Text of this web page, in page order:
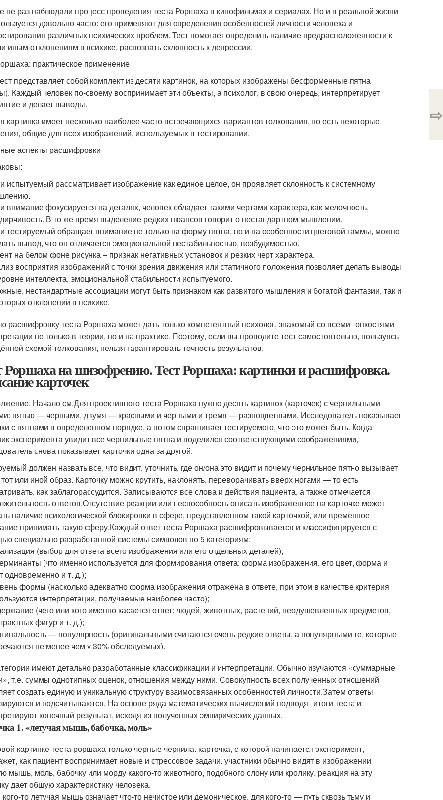
не раз наблюдали процесс проведения теста Роршаха в кинофильмах и сериалах. Но и в реальной жизни
довольно часто: его применяют для определения особенностей личности человека и
различных психических проблем. Тест помогает определить наличие предрасположенности к
иным отклонениям в психике, распознать склонность к депрессии.
практическое применение
представляет собой комплект из десяти картинок, на которых изображены бесформенные пятна
Каждый человек по-своему воспринимает эти объекты, а психолог, в свою очередь, интерпретирует
и делает выводы.
картинка имеет несколько наиболее часто встречающихся вариантов толкования, но есть некоторые
общие для всех изображений, используемых в тестировании.
аспекты расшифровки
испытуемый рассматривает изображение как единое целое, он проявляет склонность к системному
внимание фокусируется на деталях, человек обладает такими чертами характера, как мелочность,
В то же время выделение редких нюансов говорит о нестандартном мышлении.
тестируемый обращает внимание не только на форму пятна, но и на особенности цветовой гаммы, можно
вывод, что он отличается эмоциональной нестабильностью, возбудимостью.
на белом фоне рисунка – признак негативных установок и резких черт характера.
восприятия изображений с точки зрения движения или статичного положения позволяет делать выводы
интеллекта, эмоциональной стабильности испытуемого.
нестандартные ассоциации могут быть признаком как развитого мышления и богатой фантазии, так и
отклонений в психике.
расшифровку теста Роршаха может дать только компетентный психолог, знакомый со всеми тонкостями
не только в теории, но и на практике. Поэтому, если вы проводите тест самостоятельно, пользуясь
схемой толкования, нельзя гарантировать точность результатов.
Роршаха на шизофрению. Тест Роршаха: картинки и расшифровка.
карточек
Начало см.Для проективного теста Роршаха нужно десять картинок (карточек) с чернильными
пятью — черными, двумя — красными и черными и тремя — разноцветными. Исследователь показывает
с пятнами в определенном порядке, а потом спрашивает тестируемого, что это может быть. Когда
эксперимента увидит все чернильные пятна и поделился соответствующими соображениями,
снова показывает карточки одна за другой.
должен назвать все, что видит, уточнить, где он/она это видит и почему чернильное пятно вызывает
тот или иной образ. Карточку можно крутить, наклонять, переворачивать вверх ногами — то есть
как заблагорассудится. Записываются все слова и действия пациента, а также отмечается
ответов.Отсутствие реакции или неспособность описать изображенное на карточке может
наличие психологической блокировки в сфере, представленном такой карточкой, или временное
принимать такую сферу.Каждый ответ теста Роршаха расшифровывается и классифицируется с
специально разработанной системы символов по 5 категориям:
(выбор для ответа всего изображения или его отдельных деталей);
(что именно используется для формирования ответа: форма изображения, его цвет, форма и
одновременно и т. д.);
формы (насколько адекватно форма изображения отражена в ответе, при этом в качестве критерия
интерпретации, получаемые наиболее часто);
(чего или кого именно касается ответ: людей, животных, растений, неодушевленных предметов,
фигур и т. д.);
— популярность (оригинальными считаются очень редкие ответы, а популярными те, которые
не менее чем у 30% обследуемых).
имеют детально разработанные классификации и интерпретации. Обычно изучаются «суммарные
т.е. суммы однотипных оценок, отношения между ними. Совокупность всех полученных отношений
создать единую и уникальную структуру взаимосвязанных особенностей личности.Затем ответы
и подсчитываются. На основе ряда математических вычислений подводят итоги теста и
конечный результат, исходя из полученных эмпирических данных.
1. «летучая мышь, бабочка, моль»
картинке теста роршаха только черные чернила. карточка, с которой начинается эксперимент,
как пациент воспринимает новые и стрессовое задачи. участники обычно видят в изображении
мышь, моль, бабочку или морду какого-то животного, подобного слону или кролику. реакция на эту
дает общую характеристику человека.
то летучая мышь означает что-то нечистое или демоническое, для кого-то — путь сквозь тьму и
⇨